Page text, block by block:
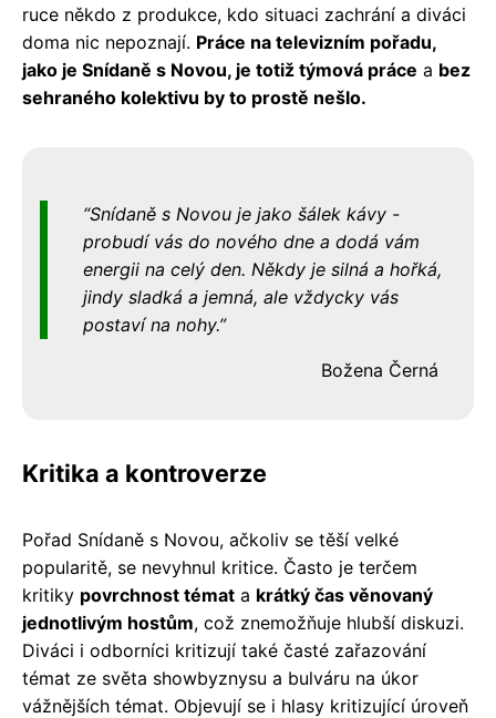
ruce někdo z produkce, kdo situaci zachrání a diváci
doma nic nepoznají. Práce na televizním pořadu,
jako je Snídaně s Novou, je totiž týmová práce a bez
sehraného kolektivu by to prostě nešlo.
Snídaně s Novou je jako šálek kávy -
probudí vás do nového dne a dodá vám
energii na celý den. Někdy je silná a hořká,
jindy sladká a jemná, ale vždycky vás
postaví na nohy.
Božena Černá
Kritika a kontroverze
Pořad Snídaně s Novou, ačkoliv se těší velké
popularitě, se nevyhnul kritice. Často je terčem
kritiky povrchnost témat a krátký čas věnovaný
jednotlivým hostům, což znemožňuje hlubší diskuzi.
Diváci i odborníci kritizují také časté zařazování
témat ze světa showbyznysu a bulváru na úkor
vážnějších témat. Objevují se i hlasy kritizující úroveň